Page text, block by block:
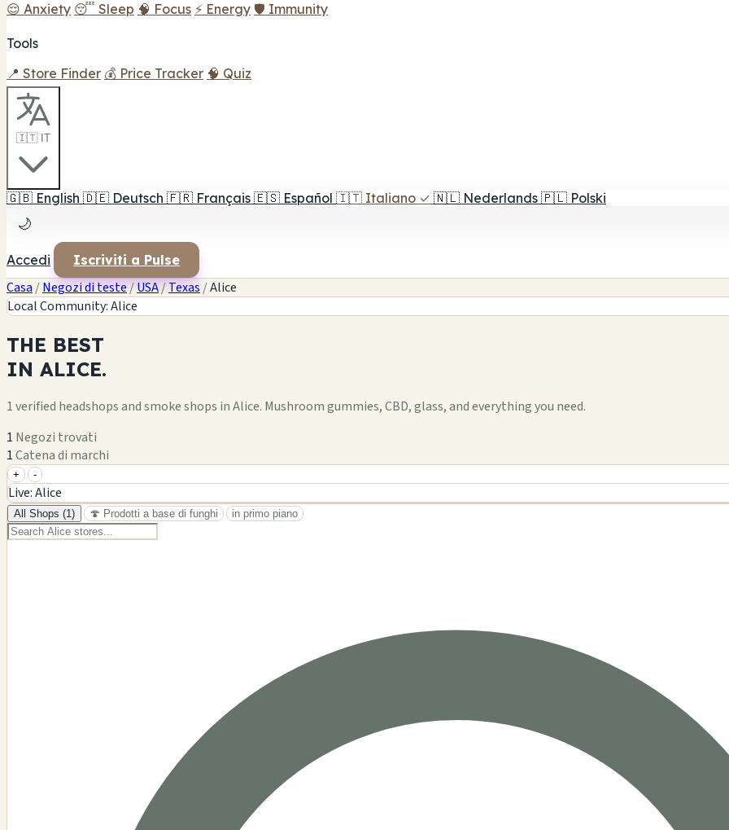
😌 Anxiety 😴 Sleep 🧠 Focus ⚡ Energy 🛡️ Immunity
Tools
📍 Store Finder 💰 Price Tracker 🧠 Quiz
🇮🇹 IT
🇬🇧 English 🇩🇪 Deutsch 🇫🇷 Français 🇪🇸 Español 🇮🇹 Italiano ✓ 🇳🇱 Nederlands 🇵🇱 Polski
🌙
Accedi Iscriviti a Pulse
Casa /Negozi di teste/USA/Texas /Alice
Local Community: Alice
THE BEST
IN ALICE.
1 verified headshops and smoke shops in Alice. Mushroom gummies, CBD, glass, and everything you need.
1 Negozi trovati
1Catena di marchi
+
−
+ -
Live: Alice
All Shops (1) 🍄 Prodotti a base di funghi in primo piano